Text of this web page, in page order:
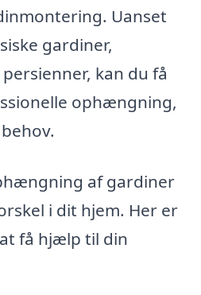
Uanset
gardiner,
kan du få
ophængning,
af gardiner
i dit hjem. Her er
få hjælp til din